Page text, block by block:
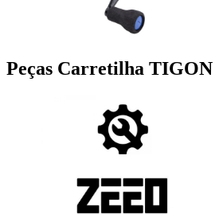
Peças Carretilha TIGON